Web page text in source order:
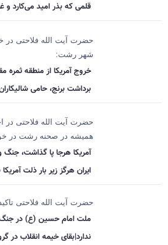
قلمی که بذر امید می‌کارد
حضرت آیت الله فلاحتی در
شهر رشت:
خروج آمریکا از منطقه
برداشت برنج، حامی
حضرت آیت الله فلاحتی در
همیشه در صحنه رشت در
آمریکا هرجا پا گذاشت،
ایران هرگز زیر بار ذلت
حضرت آیت الله فلاحتی
ملت امام حسین (ع) در
ندارد|بقای خیمه انقلاب